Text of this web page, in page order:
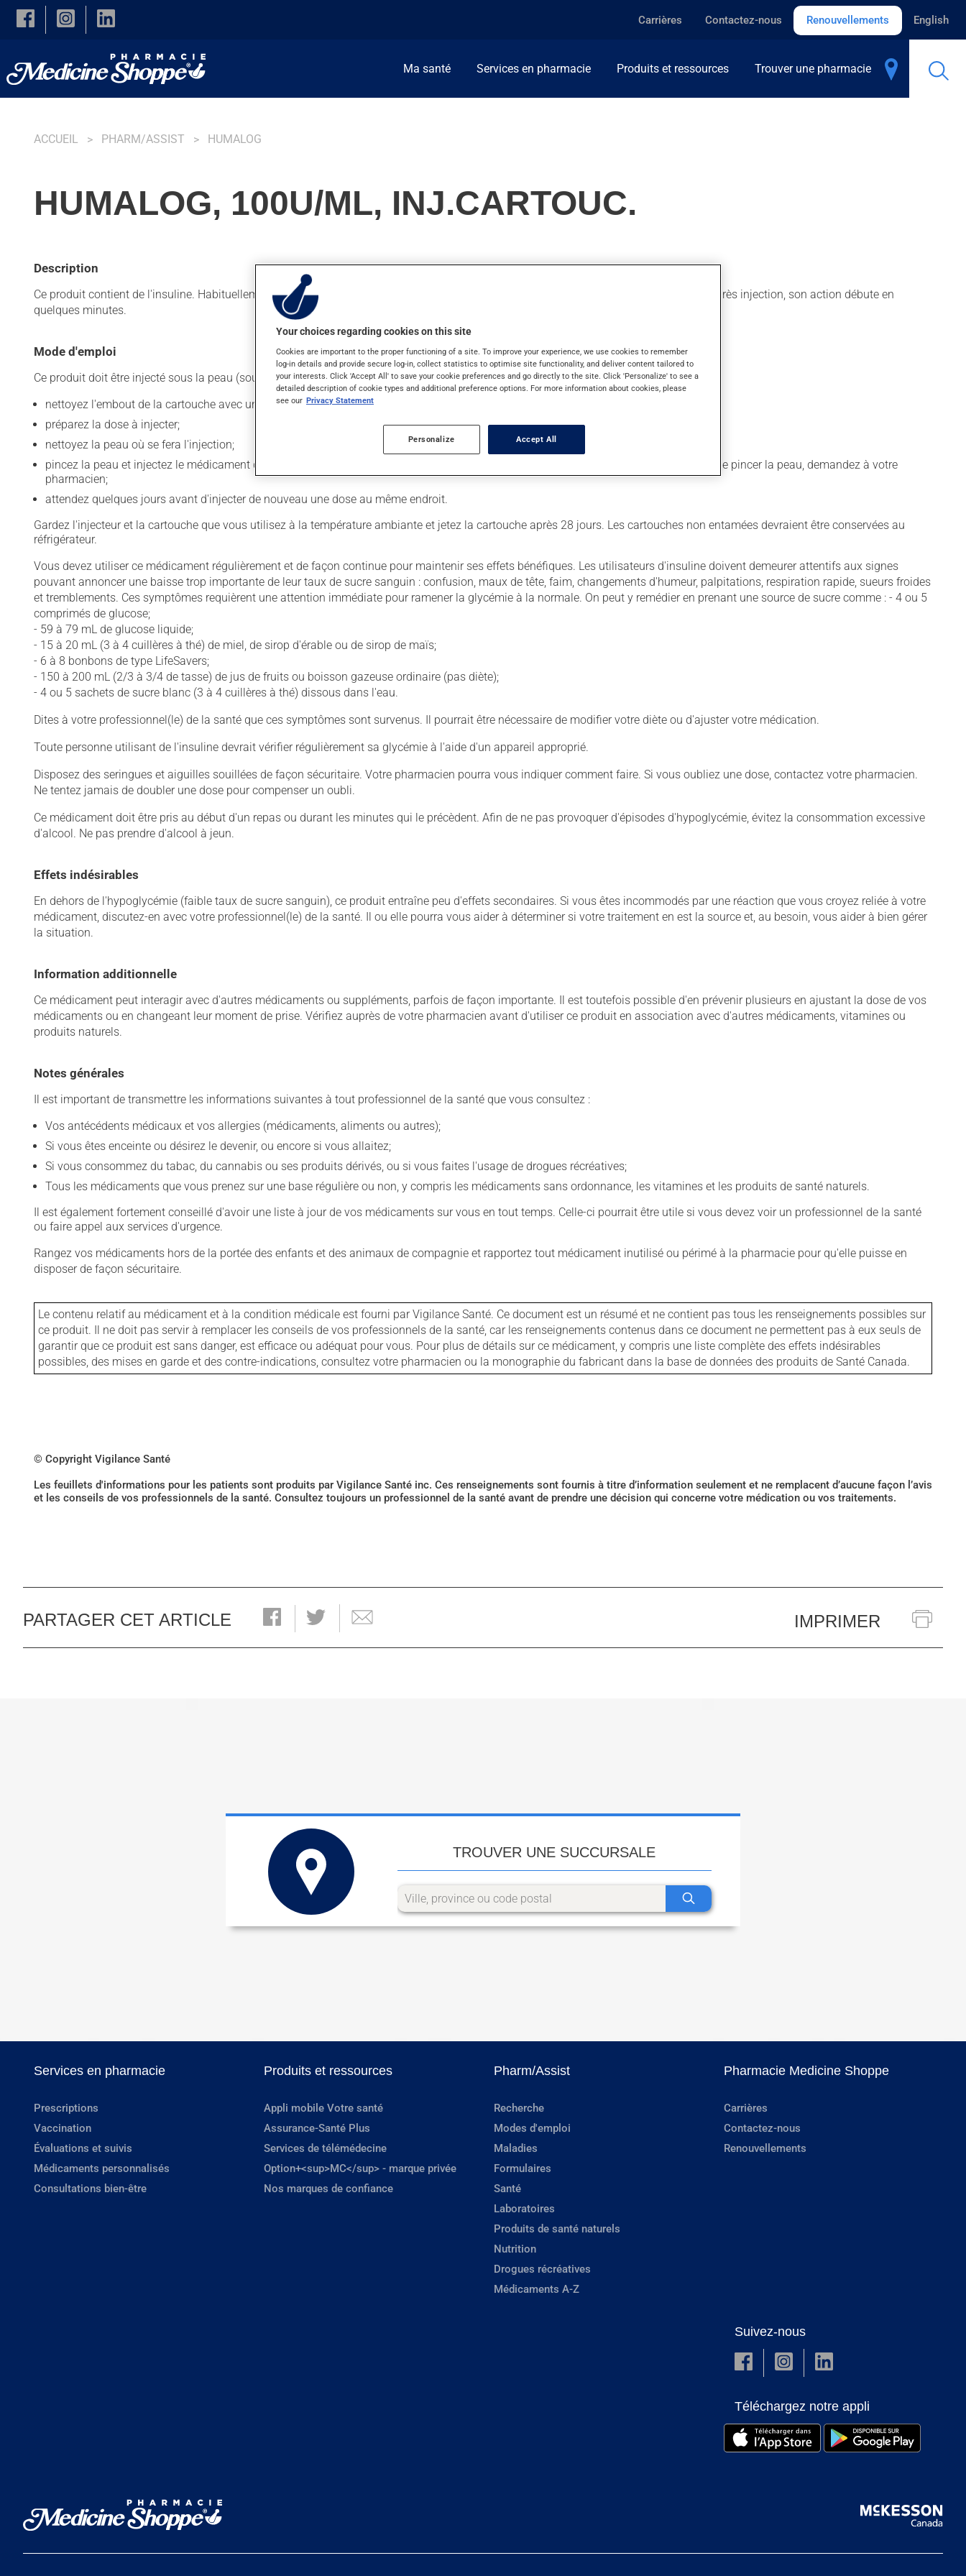
Skip to main content
Carrières Contactez-nous Renouvellements English
Ma santé Services en pharmacie Produits et ressources Trouver une pharmacie
ACCUEIL PHARM/ASSIST HUMALOG
HUMALOG, 100U/ML, INJ.CARTOUC.
Description
Ce produit contient de l'insuline. Habituellement, on l'utilise pour contrôler le taux de sucre dans le sang (glycémie) chez le diabétique. Après injection, son action débute en
quelques minutes.
Mode d'emploi
Ce produit doit être injecté sous la peau (sous-cutanée) :
nettoyez l'embout de la cartouche avec un tampon d'alcool et insérez une aiguille;
préparez la dose à injecter;
nettoyez la peau où se fera l'injection;
pincez la peau et injectez le médicament dans le repli ainsi formé. Si vous utilisez une aiguille courte, il n'est peut-être pas nécessaire de pincer la peau, demandez à votre
pharmacien;
attendez quelques jours avant d'injecter de nouveau une dose au même endroit.
Gardez l'injecteur et la cartouche que vous utilisez à la température ambiante et jetez la cartouche après 28 jours. Les cartouches non entamées devraient être conservées au
réfrigérateur.
Vous devez utiliser ce médicament régulièrement et de façon continue pour maintenir ses effets bénéfiques. Les utilisateurs d'insuline doivent demeurer attentifs aux signes
pouvant annoncer une baisse trop importante de leur taux de sucre sanguin : confusion, maux de tête, faim, changements d'humeur, palpitations, respiration rapide, sueurs froides
et tremblements. Ces symptômes requièrent une attention immédiate pour ramener la glycémie à la normale. On peut y remédier en prenant une source de sucre comme : - 4 ou 5
comprimés de glucose;
- 59 à 79 mL de glucose liquide;
- 15 à 20 mL (3 à 4 cuillères à thé) de miel, de sirop d'érable ou de sirop de maïs;
- 6 à 8 bonbons de type LifeSavers;
- 150 à 200 mL (2/3 à 3/4 de tasse) de jus de fruits ou boisson gazeuse ordinaire (pas diète);
- 4 ou 5 sachets de sucre blanc (3 à 4 cuillères à thé) dissous dans l'eau.
Dites à votre professionnel(le) de la santé que ces symptômes sont survenus. Il pourrait être nécessaire de modifier votre diète ou d'ajuster votre médication.
Toute personne utilisant de l'insuline devrait vérifier régulièrement sa glycémie à l'aide d'un appareil approprié.
Disposez des seringues et aiguilles souillées de façon sécuritaire. Votre pharmacien pourra vous indiquer comment faire. Si vous oubliez une dose, contactez votre pharmacien.
Ne tentez jamais de doubler une dose pour compenser un oubli.
Ce médicament doit être pris au début d'un repas ou durant les minutes qui le précèdent. Afin de ne pas provoquer d'épisodes d'hypoglycémie, évitez la consommation excessive
d'alcool. Ne pas prendre d'alcool à jeun.
Effets indésirables
En dehors de l'hypoglycémie (faible taux de sucre sanguin), ce produit entraîne peu d'effets secondaires. Si vous êtes incommodés par une réaction que vous croyez reliée à votre
médicament, discutez-en avec votre professionnel(le) de la santé. Il ou elle pourra vous aider à déterminer si votre traitement en est la source et, au besoin, vous aider à bien gérer
la situation.
Information additionnelle
Ce médicament peut interagir avec d'autres médicaments ou suppléments, parfois de façon importante. Il est toutefois possible d'en prévenir plusieurs en ajustant la dose de vos
médicaments ou en changeant leur moment de prise. Vérifiez auprès de votre pharmacien avant d'utiliser ce produit en association avec d'autres médicaments, vitamines ou
produits naturels.
Notes générales
Il est important de transmettre les informations suivantes à tout professionnel de la santé que vous consultez :
Vos antécédents médicaux et vos allergies (médicaments, aliments ou autres);
Si vous êtes enceinte ou désirez le devenir, ou encore si vous allaitez;
Si vous consommez du tabac, du cannabis ou ses produits dérivés, ou si vous faites l'usage de drogues récréatives;
Tous les médicaments que vous prenez sur une base régulière ou non, y compris les médicaments sans ordonnance, les vitamines et les produits de santé naturels.
Il est également fortement conseillé d'avoir une liste à jour de vos médicaments sur vous en tout temps. Celle-ci pourrait être utile si vous devez voir un professionnel de la santé
ou faire appel aux services d'urgence.
Rangez vos médicaments hors de la portée des enfants et des animaux de compagnie et rapportez tout médicament inutilisé ou périmé à la pharmacie pour qu'elle puisse en
disposer de façon sécuritaire.
Le contenu relatif au médicament et à la condition médicale est fourni par Vigilance Santé. Ce document est un résumé et ne contient pas tous les renseignements possibles sur
ce produit. Il ne doit pas servir à remplacer les conseils de vos professionnels de la santé, car les renseignements contenus dans ce document ne permettent pas à eux seuls de
garantir que ce produit est sans danger, est efficace ou adéquat pour vous. Pour plus de détails sur ce médicament, y compris une liste complète des effets indésirables
possibles, des mises en garde et des contre-indications, consultez votre pharmacien ou la monographie du fabricant dans la base de données des produits de Santé Canada.
© Copyright Vigilance Santé
Les feuillets d'informations pour les patients sont produits par Vigilance Santé inc. Ces renseignements sont fournis à titre d’information seulement et ne remplacent d’aucune façon l’avis
et les conseils de vos professionnels de la santé. Consultez toujours un professionnel de la santé avant de prendre une décision qui concerne votre médication ou vos traitements.
PARTAGER CET ARTICLE IMPRIMER
TROUVER UNE SUCCURSALE
Services en pharmacie
Prescriptions
Vaccination
Évaluations et suivis
Médicaments personnalisés
Consultations bien-être
Produits et ressources
Appli mobile Votre santé
Assurance-Santé Plus
Services de télémédecine
Option+<sup>MC</sup> - marque privée
Nos marques de confiance
Pharm/Assist
Recherche
Modes d'emploi
Maladies
Formulaires
Santé
Laboratoires
Produits de santé naturels
Nutrition
Drogues récréatives
Médicaments A-Z
Pharmacie Medicine Shoppe
Carrières
Contactez-nous
Renouvellements
Suivez-nous
Téléchargez notre appli
Your choices regarding cookies on this site
Cookies are important to the proper functioning of a site. To improve your experience, we use cookies to remember
log-in details and provide secure log-in, collect statistics to optimise site functionality, and deliver content tailored to
your interests. Click 'Accept All' to save your cookie preferences and go directly to the site. Click 'Personalize' to see a
detailed description of cookie types and additional preference options. For more information about cookies, please
see our Privacy Statement
Personalize Accept All